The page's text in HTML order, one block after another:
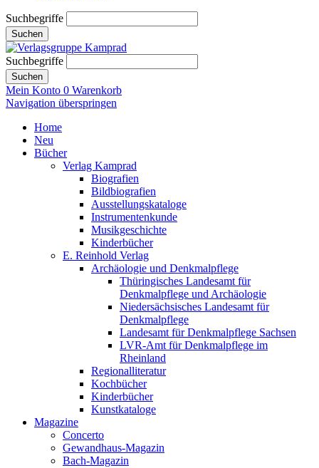
Suchbegriffe
Suchen
Suchbegriffe
Suchen
Mein Konto 0 Warenkorb
Navigation überspringen
Home
Neu
Bücher
Verlag Kamprad
Biografien
Bildbiografien
Ausstellungskataloge
Instrumentenkunde
Musikgeschichte
Kinderbücher
E. Reinhold Verlag
Archäologie und Denkmalpflege
Thüringisches Landesamt für
Denkmalpflege und Archäologie
Niedersächsisches Landesamt für
Denkmalpflege
Landesamt für Denkmalpflege Sachsen
LVR-Amt für Denkmalpflege im
Rheinland
Regionalliteratur
Kochbücher
Kinderbücher
Kunstkataloge
Magazine
Concerto
Gewandhaus-Magazin
Bach-Magazin